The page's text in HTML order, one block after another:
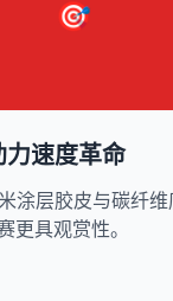
🎯
速度革命
涂层胶皮与碳纤
更具观赏性。